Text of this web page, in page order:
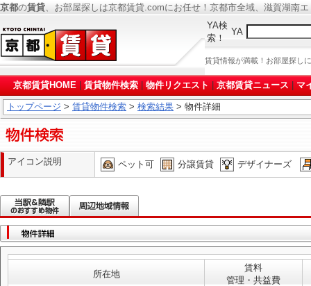
京都の賃貸、お部屋探しは京都賃貸.comにお任せ！京都市全域、滋賀湖南
YA検
索！
YA
賃貸情報が満載！お部屋探し
京都賃貸HOME 賃貸物件検索 物件リクエスト 京都賃貸ニュース マ
トップページ > 賃貸物件検索 > 検索結果 > 物件詳細
アイコン説明 ペット可 分譲賃貸 デザイナーズ
所在地
賃料
管理・共益費